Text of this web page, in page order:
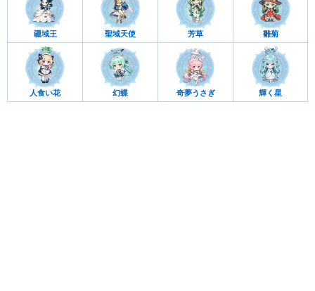
疆域王 聖域天使 芳草 雛菊
人食い花 幻蝶 奇夢うさぎ 輝く星